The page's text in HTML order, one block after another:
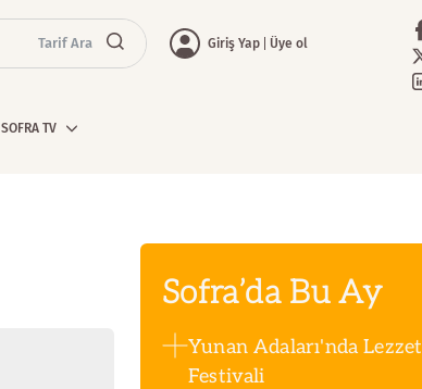
Tarif Ara Giriş Yap Üye ol
SOFRA TV
Sofra’da Bu Ay
Yunan Adaları'nda Lezzet
Festivali